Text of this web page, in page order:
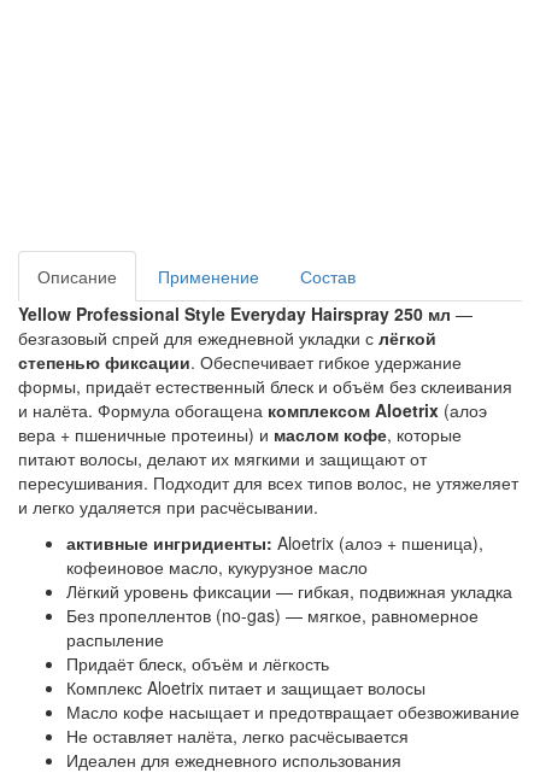
Описание Применение
Состав
Yellow Professional Style Everyday Hairspray 250 мл —
безгазовый спрей для ежедневной укладки с лёгкой
степенью фиксации. Обеспечивает гибкое удержание
формы, придаёт естественный блеск и объём без склеивания
и налёта. Формула обогащена комплексом Aloetrix (алоэ
вера + пшеничные протеины) и маслом кофе, которые
питают волосы, делают их мягкими и защищают от
пересушивания. Подходит для всех типов волос, не утяжеляет
и легко удаляется при расчёсывании.
активные ингридиенты: Aloetrix (алоэ + пшеница),
кофеиновое масло, кукурузное масло
Лёгкий уровень фиксации — гибкая, подвижная укладка
Без пропеллентов (no-gas) — мягкое, равномерное
распыление
Придаёт блеск, объём и лёгкость
Комплекс Aloetrix питает и защищает волосы
Масло кофе насыщает и предотвращает обезвоживание
Не оставляет налёта, легко расчёсывается
Идеален для ежедневного использования